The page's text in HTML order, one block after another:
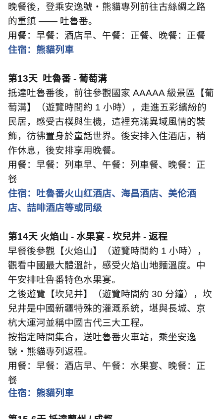
晚餐後，登乘安逸號・熊貓專列前往古絲綢之路
的重鎮 —— 吐魯番。
用餐： 早餐：酒店早、午餐：正餐、晚餐：正餐
住宿：熊貓列車
第13天 吐魯番 - 葡萄溝
抵達吐魯番後，前往參觀國家 AAAAA 級景區【葡
萄溝】（遊覽時間約 1 小時），走進五彩繽紛的
民居，感受古樸與生機，這裡充滿異域風情的裝
飾，彷彿置身於童話世界。後安排入住酒店，稍
作休息，後安排享用晚餐。
用餐： 早餐：列車早、午餐：列車餐、晚餐：正
餐
住宿：吐魯番火山红酒店、海昌酒店、美伦酒
店、喆啡酒店等或同级
第14天 火焰山 - 水果宴 - 坎兒井 - 返程
早餐後參觀【火焰山】（遊覽時間約 1 小時），
觀看中國最大體溫計，感受火焰山地麵溫度。中
午安排吐魯番特色水果宴。
之後遊覽【坎兒井】（遊覽時間約 30 分鐘），坎
兒井是中國新疆特殊的灌溉系統，堪與長城、京
杭大運河並稱中國古代三大工程。
按指定時間集合，送吐魯番火車站，乘坐安逸
號・熊貓專列返程。
用餐： 早餐：酒店早、午餐：水果宴、晚餐：正
餐
住宿：熊貓列車